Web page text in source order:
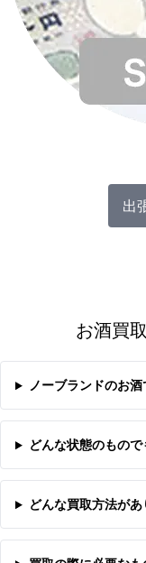
出
お酒買
ノーブランドのお
どんな状態のもの
どんな買取方法があ